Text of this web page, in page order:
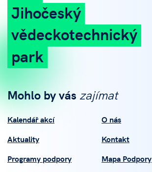
Jihočeský
vědeckotechnický
park
Mohlo by vás zajímat
Kalendář akcí
Aktuality
Programy podpory
O nás
Kontakt
Mapa Podpory